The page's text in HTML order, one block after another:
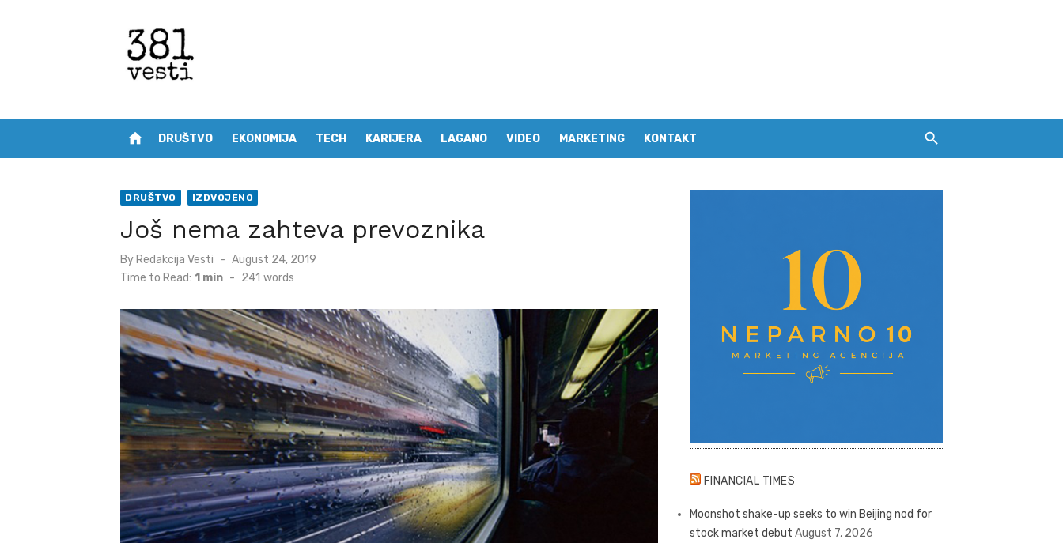
home DRUŠTVO EKONOMIJA TECH KARIJERA LAGANO VIDEO MARKETING KONTAKT
DRUŠTVO IZDVOJENO
Još nema zahteva prevoznika
By Redakcija Vesti
Posted
on
August 24, 2019
Time to Read: 1 min - 241 words
FINANCIAL TIMES
Moonshot shake-up seeks to win Beijing nod for
stock market debut August 7, 2026